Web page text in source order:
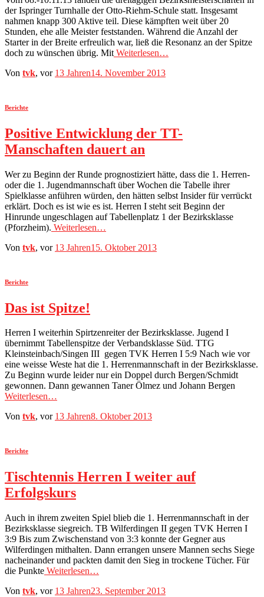
der Ispringer Turnhalle der Otto-Riehm-Schule statt. Insgesamt
nahmen knapp 300 Aktive teil. Diese kämpften weit über 20
Stunden, ehe alle Meister feststanden. Während die Anzahl der
Starter in der Breite erfreulich war, ließ die Resonanz an der Spitze
doch zu wünschen übrig. Mit Weiterlesen…
Von tvk, vor 13 Jahren14. November 2013
Berichte
Positive Entwicklung der TT-
Manschaften dauert an
Wer zu Beginn der Runde prognostiziert hätte, dass die 1. Herren-
oder die 1. Jugendmannschaft über Wochen die Tabelle ihrer
Spielklasse anführen würden, den hätten selbst Insider für verrückt
erklärt. Doch es ist wie es ist. Herren I steht seit Beginn der
Hinrunde ungeschlagen auf Tabellenplatz 1 der Bezirksklasse
(Pforzheim). Weiterlesen…
Von tvk, vor 13 Jahren15. Oktober 2013
Berichte
Das ist Spitze!
Herren I weiterhin Spirtzenreiter der Bezirksklasse. Jugend I
übernimmt Tabellenspitze der Verbandsklasse Süd. TTG
Kleinsteinbach/Singen III gegen TVK Herren I 5:9 Nach wie vor
eine weisse Weste hat die 1. Herrenmannschaft in der Bezirksklasse.
Zu Beginn wurde leider nur ein Doppel durch Bergen/Schmidt
gewonnen. Dann gewannen Taner Ölmez und Johann Bergen
Weiterlesen…
Von tvk, vor 13 Jahren8. Oktober 2013
Berichte
Tischtennis Herren I weiter auf
Erfolgskurs
Auch in ihrem zweiten Spiel blieb die 1. Herrenmannschaft in der
Bezirksklasse siegreich. TB Wilferdingen II gegen TVK Herren I
3:9 Bis zum Zwischenstand von 3:3 konnte der Gegner aus
Wilferdingen mithalten. Dann errangen unsere Mannen sechs Siege
nacheinander und packten damit den Sieg in trockene Tücher. Für
die Punkte Weiterlesen…
Von tvk, vor 13 Jahren23. September 2013